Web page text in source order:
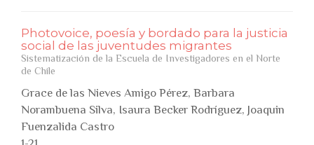
Photovoice, poesía y bordado para la justicia
social de las juventudes migrantes
Sistematización de la Escuela de Investigadores en el Norte
de Chile
Grace de las Nieves Amigo Pérez, Barbara
Norambuena Silva, Isaura Becker Rodríguez, Joaquin
Fuenzalida Castro